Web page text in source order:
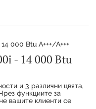
- 14 000 Btu
и 3 различни цвята,
функциите за
вашите клиенти се